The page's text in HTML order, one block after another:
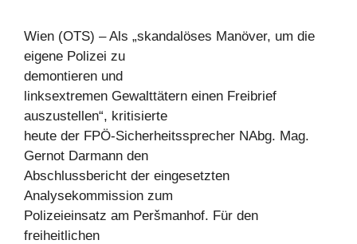
Wien (OTS) – Als „skandalöses Manöver, um die
eigene Polizei zu
demontieren und
linksextremen Gewalttätern einen Freibrief
auszustellen“, kritisierte
heute der FPÖ-Sicherheitssprecher NAbg. Mag.
Gernot Darmann den
Abschlussbericht der eingesetzten
Analysekommission zum
Polizeieinsatz am Peršmanhof. Für den
freiheitlichen